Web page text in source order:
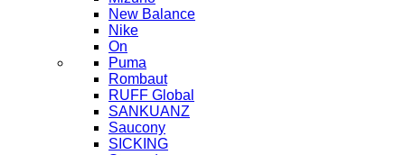
New Balance
Nike
On
Puma
Rombaut
RUFF Global
SANKUANZ
Saucony
SICKING